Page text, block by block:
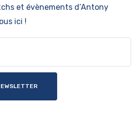
et évènements d’Antony
ici !